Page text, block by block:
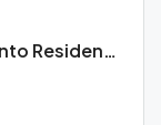
Departamento en Venta en Conjunto Residencial Misiones Durango